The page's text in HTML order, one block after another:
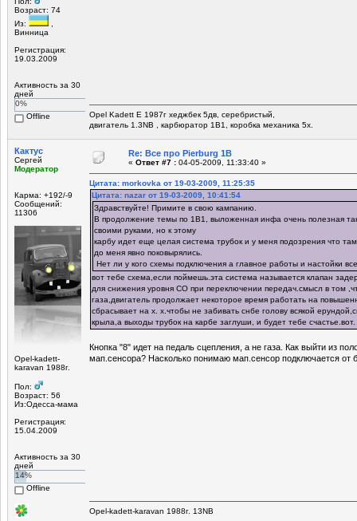
Возраст: 74
Из:
Винница
Регистрация:
19.03.2009
Активность за 30
дней
0%
Offline
Opel Kadett E 1987г хеджбек 5дв, серебристый,
двигатель 1.3NB , карбюратор 1В1, коробка механика 5х.
Кактус
Сергей
Модератор
Карма: +192/-9
Сообщений:
11306
Opel-kadett-
karavan 1988г.
Пол:
Возраст: 56
Из:Одесса-мама
Регистрация:
15.04.2009
Активность за 30
дней
14%
Offline
Re: Все про Pierburg 1B
« Ответ #7 : 04-05-2009, 11:33:40 »
Цитата: morkovka от 19-03-2009, 11:25:35
Цитата: nazar от 19-03-2009, 10:41:54
Здравствуйте! Примите в свою кампанию.
В продолжение темы по 1В1, выложенная инфа очень полезная
своими руками, но к этому
карбу идет еще целая система трубок и у меня подозрения что
до меня явно поковырялись.
Нет ли у кого схемы подключения а главное работы и настойки
вот тебе схема,если поймешь.эта система называется клапан
для снижения уровня СО при переключении передач.смысл в том
газа,двигатель продолжает некоторое время работать на
сбрасывает на х. х.чтобы не забивать снбе голову всякой
крыла,а выходы трубок на карбе заглуши, и будет тебе счастье.вот.
Кнопка "8" идет на педаль сцепления, а не газа. Как выйти из
мап.сенсора? Насколько понимаю мап.сенсор подключается от
Opel-kadett-karavan 1988г. 13NB